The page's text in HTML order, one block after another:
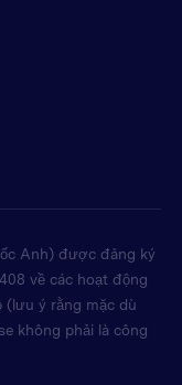
Anh) được đăng ký
về các hoạt động
(lưu ý rằng mặc dù
không phải là công